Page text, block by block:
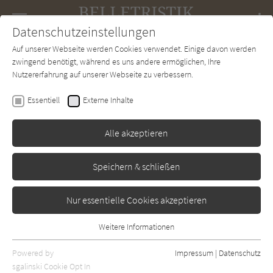
SUCHE Forum Charts Newsletter
Bobby Palmer
Isaac und das Ei
Erschienen: Juni 2023 0
Datenschutzeinstellungen
Auf unserer Webseite werden Cookies verwendet. Einige davon werden
zwingend benötigt, während es uns andere ermöglichen, Ihre
Nutzererfahrung auf unserer Webseite zu verbessern.
Essentiell Externe Inhalte
Alle akzeptieren
Speichern & schließen
Nur essentielle Cookies akzeptieren
Essentielle Cookies werden für grundlegende Funktionen der
Webseite benötigt. Dadurch ist gewährleistet, dass die Webseite
Weitere Informationen
Powered by
sgalinski Cookie Opt In
Impressum | Datenschutz